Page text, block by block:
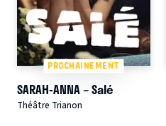
PROCHAINEMENT
SARAH-ANNA – Salé
Théâtre Trianon